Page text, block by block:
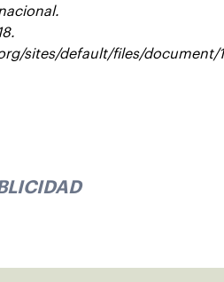
sites/default/files/document/